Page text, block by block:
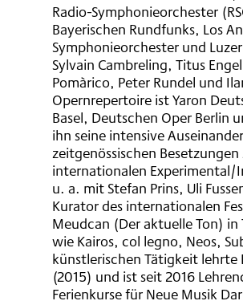
Radio-Symphonieorchester
Bayerischen Rundfunks, Los
Symphonieorchester und
Sylvain Cambreling, Titus
Pomàrico, Peter Rundel und
Opernrepertoire ist Yaron
Basel, Deutschen Oper Berlin
ihn seine intensive
zeitgenössischen
internationalen Experimental/
u. a. mit Stefan Prins, Uli
Kurator des internationalen
Meudcan (Der aktuelle Ton) in
wie Kairos, col legno, Neos,
künstlerischen Tätigkeit lehrte
(2015) und ist seit 2016
Ferienkurse für Neue Musik